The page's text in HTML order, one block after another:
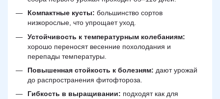
Компактные кусты: большинство сортов
низкорослые, что упрощает уход.
Устойчивость к температурным колебаниям:
хорошо переносят весенние похолодания и
перепады температуры.
Повышенная стойкость к болезням: дают урожай
до распространения фитофтороза.
Гибкость в выращивании: подходят как для